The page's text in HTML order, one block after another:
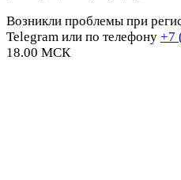
Возникли проблемы при
Telegram или по телефону +7
18.00 МСК